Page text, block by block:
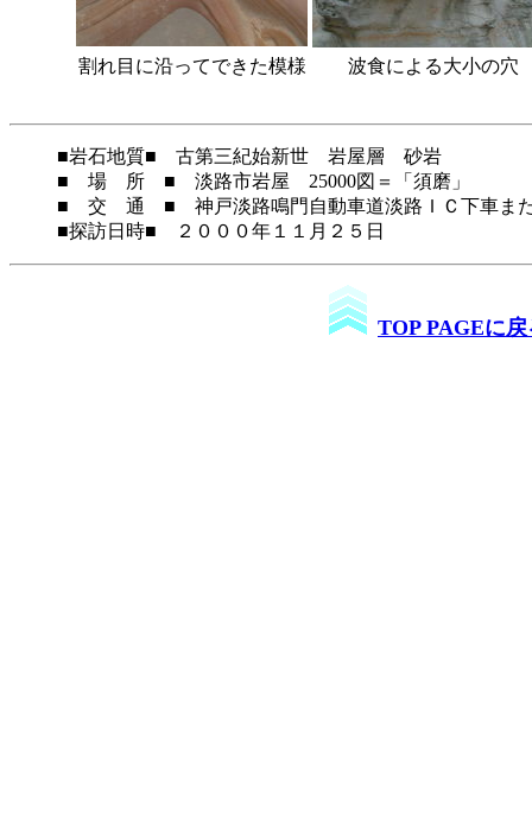
割れ目に沿ってできた模様 波食による大小の穴
■岩石地質■ 古第三紀始新世 岩屋層 砂岩
■ 場 所 ■ 淡路市岩屋 25000図＝「須磨」
■ 交 通 ■ 神戸淡路鳴門自動車道淡路ＩＣ下車また
■探訪日時■ ２０００年１１月２５日
TOP PAGEに戻